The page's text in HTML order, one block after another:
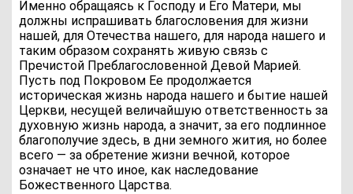
Именно обращаясь к Господу и Его Матери, мы
должны испрашивать благословения для жизни
нашей, для Отечества нашего, для народа нашего и
таким образом сохранять живую связь с
Пречистой Преблагословенной Девой Марией.
Пусть под Покровом Ее продолжается
историческая жизнь народа нашего и бытие нашей
Церкви, несущей величайшую ответственность за
духовную жизнь народа, а значит, за его подлинное
благополучие здесь, в дни земного жития, но более
всего — за обретение жизни вечной, которое
означает не что иное, как наследование
Божественного Царства.